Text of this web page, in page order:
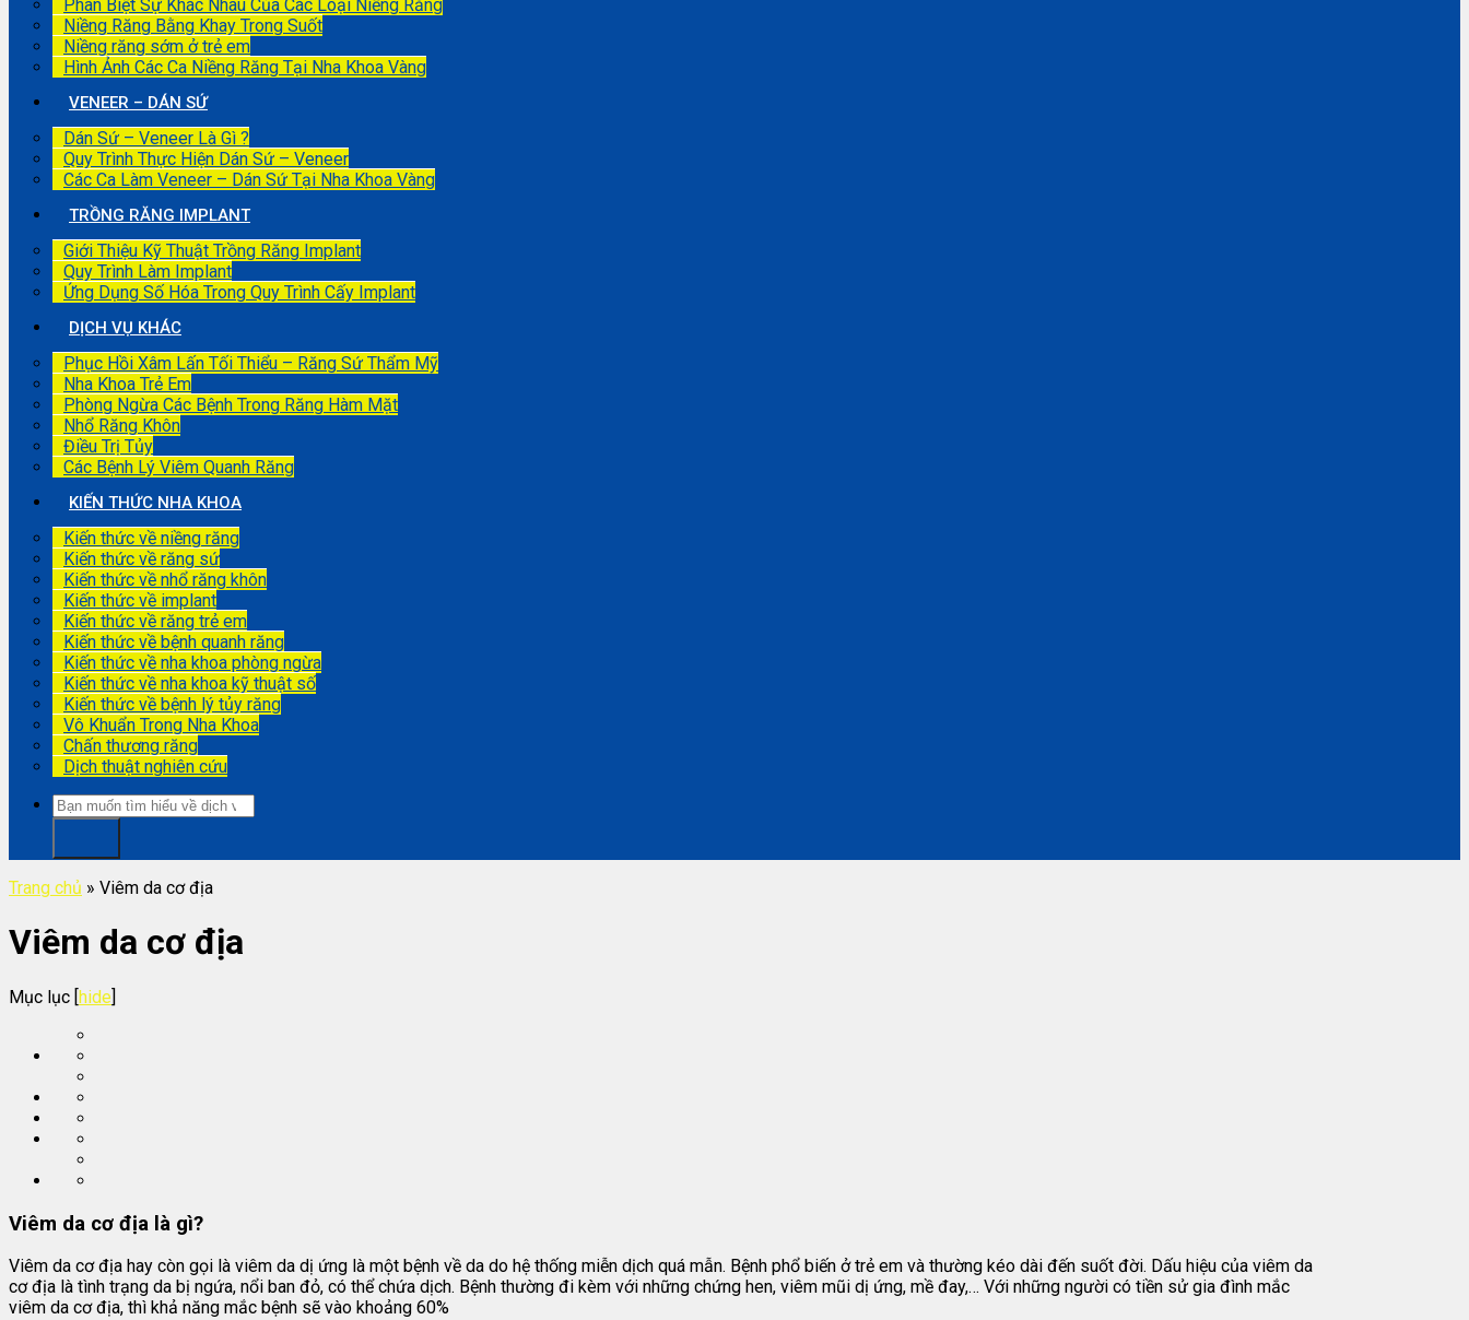
Phân Biệt Sự Khác Nhau Của Các Loại Niềng Răng
Niềng Răng Bằng Khay Trong Suốt
Niềng răng sớm ở trẻ em
Hình Ảnh Các Ca Niềng Răng Tại Nha Khoa Vàng
VENEER – DÁN SỨ
Dán Sứ – Veneer Là Gì ?
Quy Trình Thực Hiện Dán Sứ – Veneer
Các Ca Làm Veneer – Dán Sứ Tại Nha Khoa Vàng
TRỒNG RĂNG IMPLANT
Giới Thiệu Kỹ Thuật Trồng Răng Implant
Quy Trình Làm Implant
Ứng Dụng Số Hóa Trong Quy Trình Cấy Implant
DỊCH VỤ KHÁC
Phục Hồi Xâm Lấn Tối Thiểu – Răng Sứ Thẩm Mỹ
Nha Khoa Trẻ Em
Phòng Ngừa Các Bệnh Trong Răng Hàm Mặt
Nhổ Răng Khôn
Điều Trị Tủy
Các Bệnh Lý Viêm Quanh Răng
KIẾN THỨC NHA KHOA
Kiến thức về niềng răng
Kiến thức về răng sứ
Kiến thức về nhổ răng khôn
Kiến thức về implant
Kiến thức về răng trẻ em
Kiến thức về bệnh quanh răng
Kiến thức về nha khoa phòng ngừa
Kiến thức về nha khoa kỹ thuật số
Kiến thức về bệnh lý tủy răng
Vô Khuẩn Trong Nha Khoa
Chấn thương răng
Dịch thuật nghiên cứu
Trang chủ » Viêm da cơ địa
Viêm da cơ địa
Mục lục [hide]
Viêm da cơ địa là gì?
Viêm da cơ địa hay còn gọi là viêm da dị ứng là một bệnh về da do hệ thống miễn dịch quá mẫn. Bệnh phổ biến ở trẻ em và thường kéo dài đến suốt đời. Dấu hiệu của viêm da
cơ địa là tình trạng da bị ngứa, nổi ban đỏ, có thể chứa dịch. Bệnh thường đi kèm với những chứng hen, viêm mũi dị ứng, mề đay,… Với những người có tiền sử gia đình mắc
viêm da cơ địa, thì khả năng mắc bệnh sẽ vào khoảng 60%